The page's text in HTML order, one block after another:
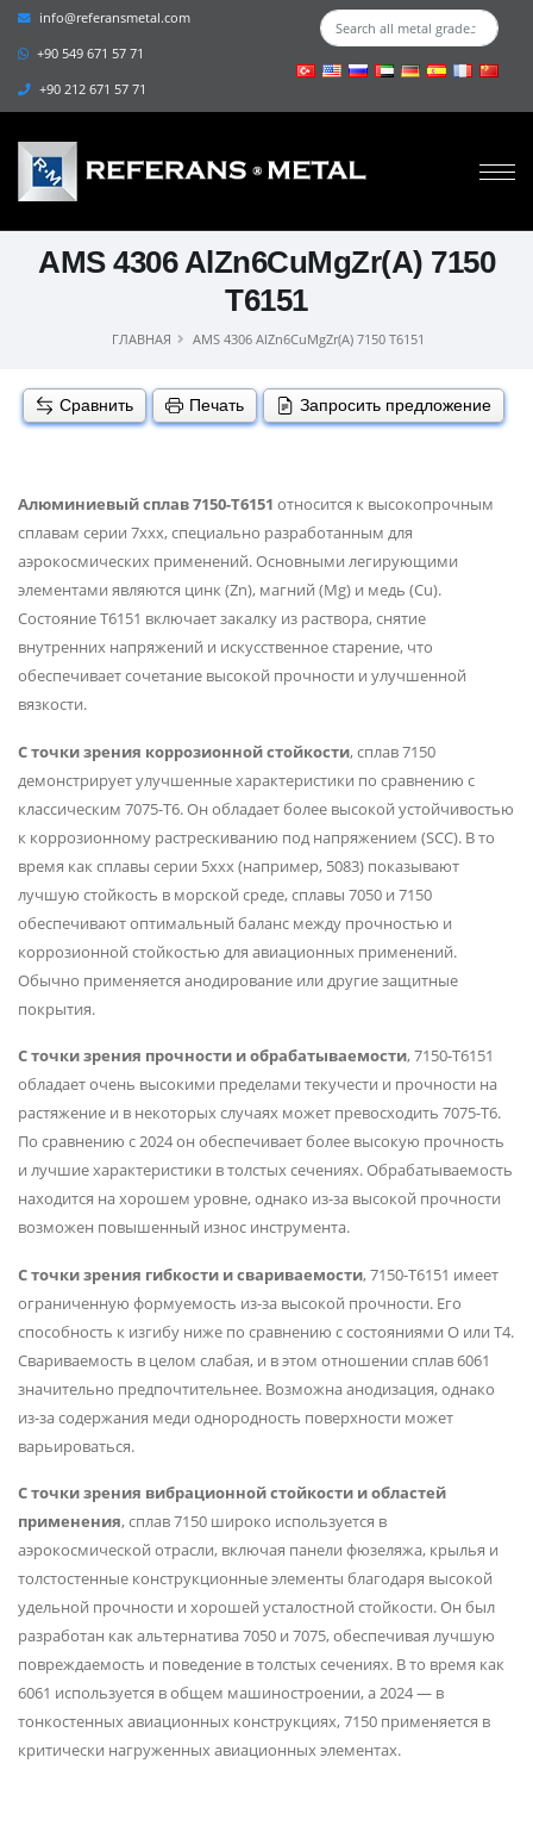
info@referansmetal.com
+90 549 671 57 71
+90 212 671 57 71
AMS 4306 AlZn6CuMgZr(A) 7150
T6151
ГЛАВНАЯ AMS 4306 AlZn6CuMgZr(A) 7150 T6151
Сравнить Печать Запросить предложение
Алюминиевый сплав 7150-T6151 относится к высокопрочным
сплавам серии 7xxx, специально разработанным для
аэрокосмических применений. Основными легирующими
элементами являются цинк (Zn), магний (Mg) и медь (Cu).
Состояние T6151 включает закалку из раствора, снятие
внутренних напряжений и искусственное старение, что
обеспечивает сочетание высокой прочности и улучшенной
вязкости.
С точки зрения коррозионной стойкости, сплав 7150
демонстрирует улучшенные характеристики по сравнению с
классическим 7075-T6. Он обладает более высокой устойчивостью
к коррозионному растрескиванию под напряжением (SCC). В то
время как сплавы серии 5xxx (например, 5083) показывают
лучшую стойкость в морской среде, сплавы 7050 и 7150
обеспечивают оптимальный баланс между прочностью и
коррозионной стойкостью для авиационных применений.
Обычно применяется анодирование или другие защитные
покрытия.
С точки зрения прочности и обрабатываемости, 7150-T6151
обладает очень высокими пределами текучести и прочности на
растяжение и в некоторых случаях может превосходить 7075-T6.
По сравнению с 2024 он обеспечивает более высокую прочность
и лучшие характеристики в толстых сечениях. Обрабатываемость
находится на хорошем уровне, однако из-за высокой прочности
возможен повышенный износ инструмента.
С точки зрения гибкости и свариваемости, 7150-T6151 имеет
ограниченную формуемость из-за высокой прочности. Его
способность к изгибу ниже по сравнению с состояниями O или T4.
Свариваемость в целом слабая, и в этом отношении сплав 6061
значительно предпочтительнее. Возможна анодизация, однако
из-за содержания меди однородность поверхности может
варьироваться.
С точки зрения вибрационной стойкости и областей
применения, сплав 7150 широко используется в
аэрокосмической отрасли, включая панели фюзеляжа, крылья и
толстостенные конструкционные элементы благодаря высокой
удельной прочности и хорошей усталостной стойкости. Он был
разработан как альтернатива 7050 и 7075, обеспечивая лучшую
повреждаемость и поведение в толстых сечениях. В то время как
6061 используется в общем машиностроении, а 2024 — в
тонкостенных авиационных конструкциях, 7150 применяется в
критически нагруженных авиационных элементах.